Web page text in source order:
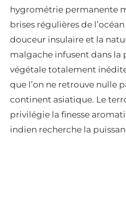
hygrométrie permanente
brises régulières de
douceur insulaire et la
malgache infusent dans la
végétale totalement
que l’on ne retrouve nulle
continent asiatique. Le
privilégie la finesse
indien recherche la